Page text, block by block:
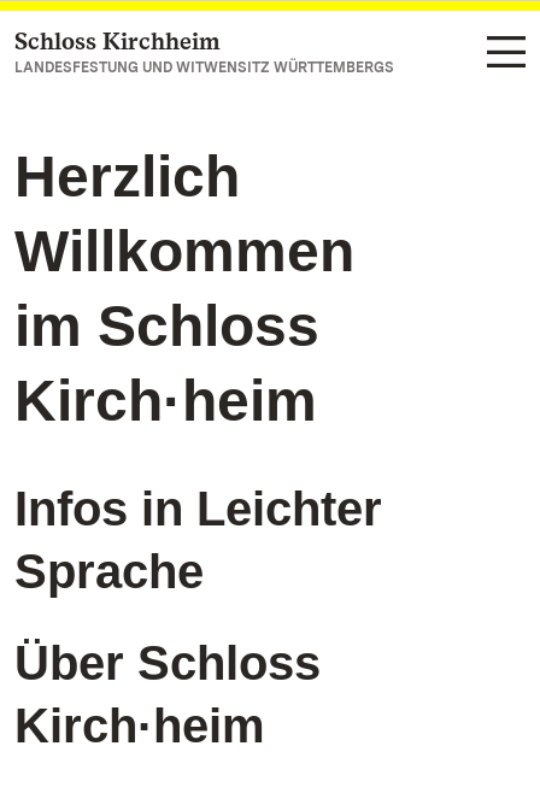
Zum Hauptinhalt springen
Schloss Kirchheim
LANDESFESTUNG UND WITWENSITZ WÜRTTEMBERGS
Herzlich
Willkommen
im Schloss
Kirch·heim
Infos in Leichter
Sprache
Über Schloss
Kirch·heim